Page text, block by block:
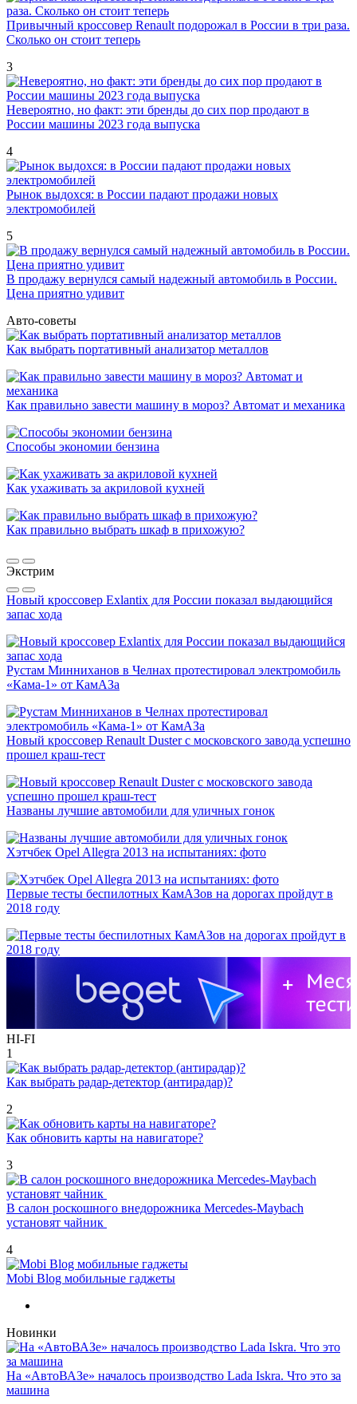
Привычный кроссовер Renault подорожал в России в три раза.
Сколько он стоит теперь
3
Невероятно, но факт: эти бренды до сих пор продают в
России машины 2023 года выпуска
4
Рынок выдохся: в России падают продажи новых
электромобилей
5
В продажу вернулся самый надежный автомобиль в России.
Цена приятно удивит
Авто-советы
Как выбрать портативный анализатор металлов
Как правильно завести машину в мороз? Автомат и механика
Способы экономии бензина
Как ухаживать за акриловой кухней
Как правильно выбрать шкаф в прихожую?
Экстрим
Новый кроссовер Exlantix для России показал выдающийся
запас хода
Рустам Минниханов в Челнах протестировал электромобиль
«Кама-1» от КамАЗа
Новый кроссовер Renault Duster с московского завода успешно
прошел краш-тест
Названы лучшие автомобили для уличных гонок
Хэтчбек Opel Allegra 2013 на испытаниях: фото
Первые тесты беспилотных КамАЗов на дорогах пройдут в
2018 году
HI-FI
1
Как выбрать радар-детектор (антирадар)?
2
Как обновить карты на навигаторе?
3
В салон роскошного внедорожника Mercedes-Maybach
установят чайник
4
Mobi Blog мобильные гаджеты
Новинки
На «АвтоВАЗе» началось производство Lada Iskra. Что это за
машина